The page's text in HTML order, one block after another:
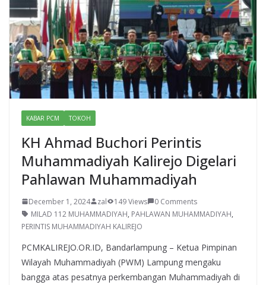
KABAR PCM TOKOH
KH Ahmad Buchori Perintis
Muhammadiyah Kalirejo Digelari
Pahlawan Muhammadiyah
December 1, 2024 zal 149 Views
0 Comments
MILAD 112 MUHAMMADIYAH, PAHLAWAN MUHAMMADIYAH,
PERINTIS MUHAMMADIYAH KALIREJO
PCMKALIREJO.OR.ID, Bandarlampung – Ketua Pimpinan
Wilayah Muhammadiyah (PWM) Lampung mengaku
bangga atas pesatnya perkembangan Muhammadiyah di